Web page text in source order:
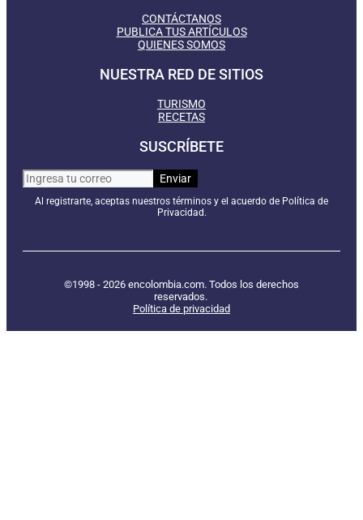
CONTÁCTANOS
PUBLICA TUS ARTÍCULOS
QUIENES SOMOS
NUESTRA RED DE SITIOS
TURISMO
RECETAS
SUSCRÍBETE
Al registrarte, aceptas nuestros términos y el acuerdo de Política de
Privacidad.
©1998 - 2026 encolombia.com. Todos los derechos
reservados.
Política de privacidad